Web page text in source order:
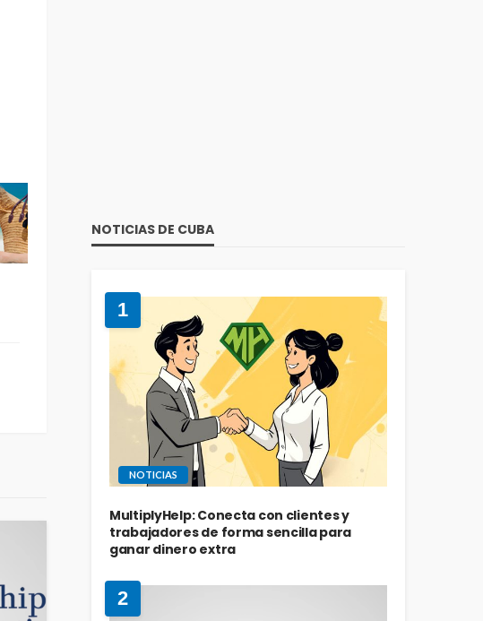
NOTICIAS DE CUBA
1
NOTICIAS
MultiplyHelp: Conecta con clientes y
trabajadores de forma sencilla para
ganar dinero extra
2